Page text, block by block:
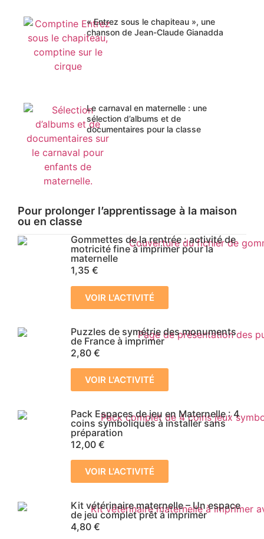
« Entrez sous le chapiteau », une
chanson de Jean-Claude Gianadda
Le carnaval en maternelle : une
sélection d’albums et de
documentaires pour la classe
Pour prolonger l’apprentissage à la maison
ou en classe
Gommettes de la rentrée : activité de
motricité fine à imprimer pour la
maternelle
1,35 €
VOIR L'ACTIVITÉ
Puzzles de symétrie des monuments
de France à imprimer
2,80 €
VOIR L'ACTIVITÉ
Pack Espaces de jeu en Maternelle : 4
coins symboliques à installer sans
préparation
12,00 €
VOIR L'ACTIVITÉ
Kit vétérinaire maternelle – Un espace
de jeu complet prêt à imprimer
4,80 €